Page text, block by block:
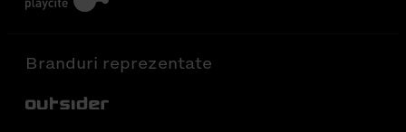
Branduri reprezentate
Out-Sider